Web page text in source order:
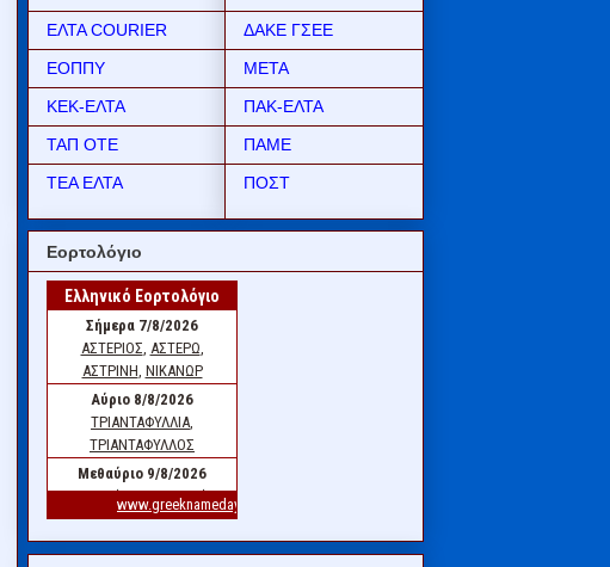
ΕΛΤΑ COURIER
ΕΟΠΠΥ
ΚΕΚ-ΕΛΤΑ
ΤΑΠ ΟΤΕ
ΤΕΑ ΕΛΤΑ
ΔΑΚΕ ΓΣΕΕ
ΜΕΤΑ
ΠΑΚ-ΕΛΤΑ
ΠΑΜΕ
ΠΟΣΤ
Εορτολόγιο